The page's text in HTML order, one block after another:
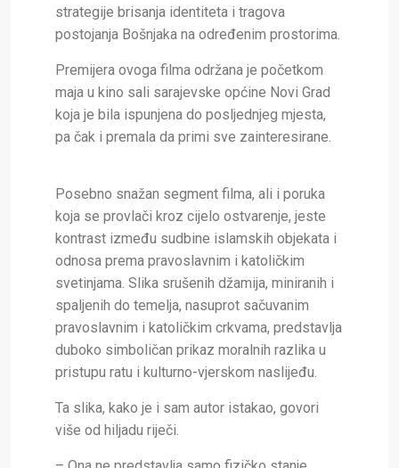
strategije brisanja identiteta i tragova
postojanja Bošnjaka na određenim prostorima.
Premijera ovoga filma održana je početkom
maja u kino sali sarajevske općine Novi Grad
koja je bila ispunjena do posljednjeg mjesta,
pa čak i premala da primi sve zainteresirane.
Posebno snažan segment filma, ali i poruka
koja se provlači kroz cijelo ostvarenje, jeste
kontrast između sudbine islamskih objekata i
odnosa prema pravoslavnim i katoličkim
svetinjama. Slika srušenih džamija, miniranih i
spaljenih do temelja, nasuprot sačuvanim
pravoslavnim i katoličkim crkvama, predstavlja
duboko simboličan prikaz moralnih razlika u
pristupu ratu i kulturno-vjerskom naslijeđu.
Ta slika, kako je i sam autor istakao, govori
više od hiljadu riječi.